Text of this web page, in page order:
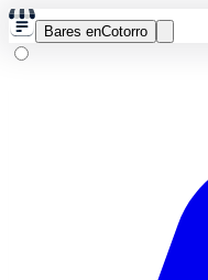
Bares enCotorro